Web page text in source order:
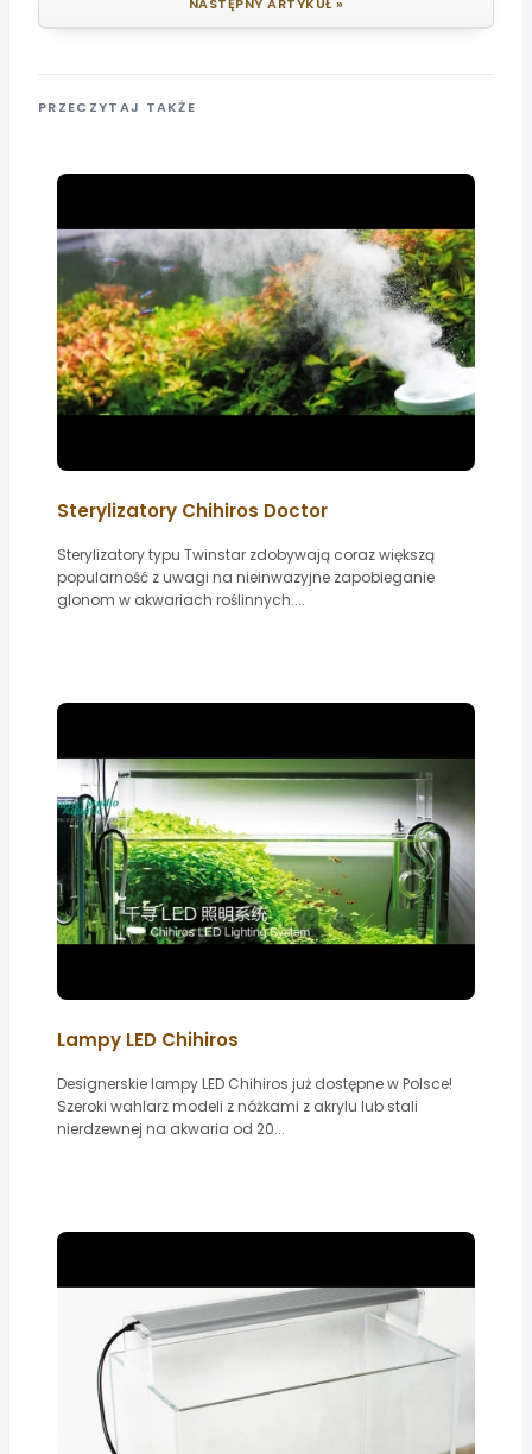
PRZECZYTAJ TAKŻE
Sterylizatory Chihiros Doctor
Sterylizatory typu Twinstar zdobywają coraz większą
popularność z uwagi na nieinwazyjne zapobieganie
glonom w akwariach roślinnych....
Lampy LED Chihiros
Designerskie lampy LED Chihiros już dostępne w Polsce!
Szeroki wahlarz modeli z nóżkami z akrylu lub stali
nierdzewnej na akwaria od 20...